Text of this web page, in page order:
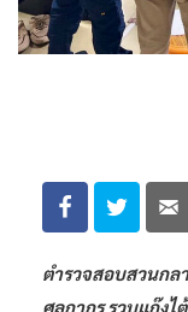
ตำรวจสอบสวนกล
ศุลกากร รวบแก๊ง